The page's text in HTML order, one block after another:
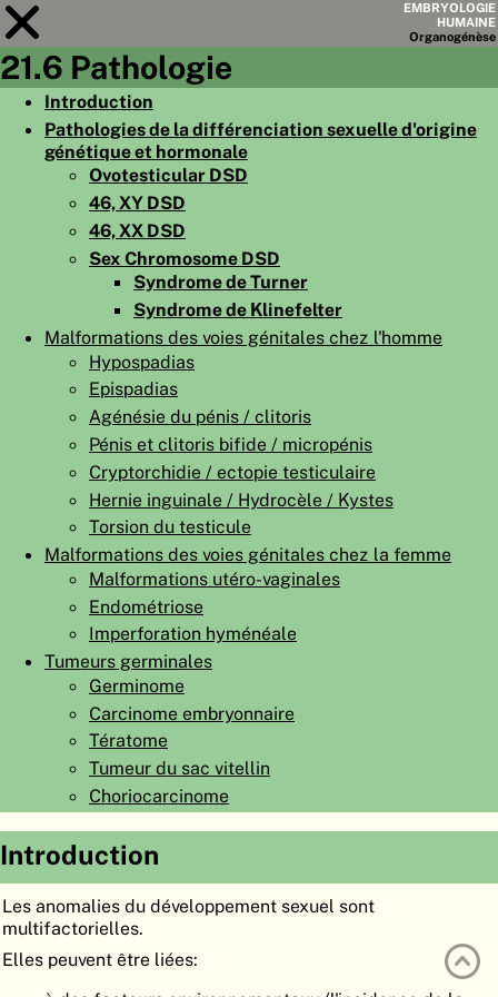
EMBRYOLOGIE
HUMAINE
Organogénèse
Module21
LISTE DES CHAPITRES
EMBRYOGÉNÈSE
ORGANOGÉNÈSE
ATLAS
RECHERCHER
21.6 Pathologie
Introduction
Pathologies de la différenciation sexuelle d'origine
génétique et hormonale
Ovotesticular DSD
46, XY DSD
46, XX DSD
Sex Chromosome DSD
Syndrome de Turner
Syndrome de Klinefelter
Malformations des voies génitales chez l'homme
Hypospadias
Epispadias
Agénésie du pénis / clitoris
Pénis et clitoris bifide / micropénis
Cryptorchidie / ectopie testiculaire
Hernie inguinale / Hydrocèle / Kystes
Torsion du testicule
Malformations des voies génitales chez la femme
Malformations utéro-vaginales
Endométriose
Imperforation hyménéale
Tumeurs germinales
Germinome
Carcinome embryonnaire
Tératome
Tumeur du sac vitellin
Choriocarcinome
Introduction
Les anomalies du développement sexuel sont
multifactorielles.
Elles peuvent être liées: